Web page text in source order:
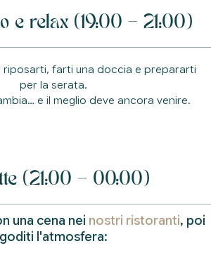
e relax (19:00 – 21:00)
riposarti, farti una doccia e prepararti
per la serata.
e il meglio deve ancora venire.
(21:00 – 00:00)
una cena nei nostri ristoranti, poi
goditi l'atmosfera: